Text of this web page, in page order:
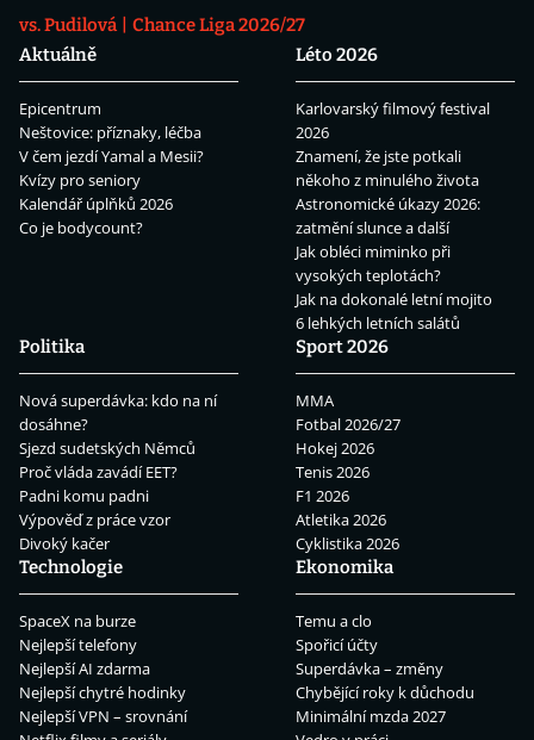
vs. Pudilová
Chance Liga 2026/27
Aktuálně
Epicentrum
Neštovice: příznaky, léčba
V čem jezdí Yamal a Mesii?
Kvízy pro seniory
Kalendář úplňků 2026
Co je bodycount?
Léto 2026
Karlovarský filmový festival
2026
Znamení, že jste potkali
někoho z minulého života
Astronomické úkazy 2026:
zatmění slunce a další
Jak obléci miminko při
vysokých teplotách?
Jak na dokonalé letní mojito
6 lehkých letních salátů
Politika
Nová superdávka: kdo na ní
dosáhne?
Sjezd sudetských Němců
Proč vláda zavádí EET?
Padni komu padni
Výpověď z práce vzor
Divoký kačer
Sport 2026
MMA
Fotbal 2026/27
Hokej 2026
Tenis 2026
F1 2026
Atletika 2026
Cyklistika 2026
Technologie
SpaceX na burze
Nejlepší telefony
Nejlepší AI zdarma
Nejlepší chytré hodinky
Nejlepší VPN – srovnání
Ekonomika
Temu a clo
Spořicí účty
Superdávka – změny
Chybějící roky k důchodu
Minimální mzda 2027